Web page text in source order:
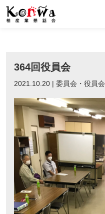
Skip
364回役員会
2021.10.20 | 委員会・役員会